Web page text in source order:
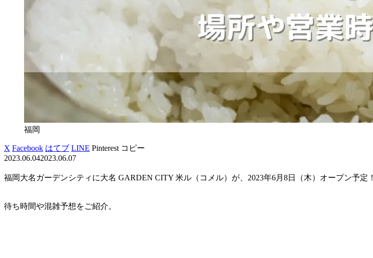
福岡
X Facebook はてブ LINE Pinterest コピー
2023.06.042023.06.07
福岡大名ガーデンシティに大名 GARDEN CITY 米ル（コメル）が、2023年6月8日（木）オープン予定！
待ち時間や混雑予想をご紹介。